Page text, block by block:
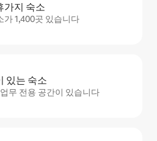
가지 숙소
가 1,400곳 있습니다
있는 숙소
무 전용 공간이 있습니다